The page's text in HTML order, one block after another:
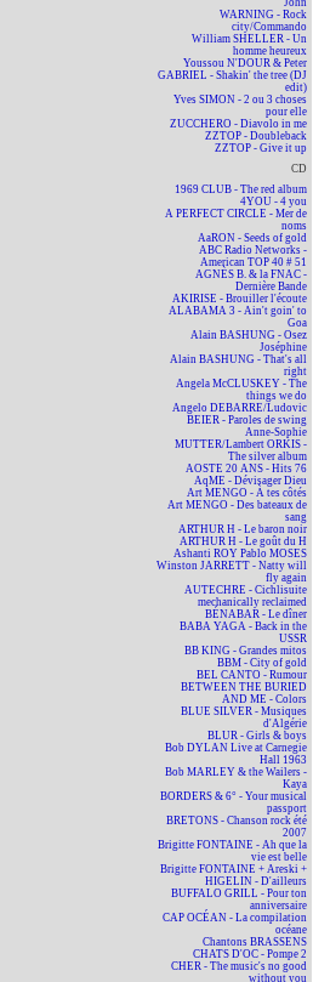
John
WARNING - Rock
city/Commando
William SHELLER - Un
homme heureux
Youssou N'DOUR & Peter
GABRIEL - Shakin' the tree (DJ
edit)
Yves SIMON - 2 ou 3 choses
pour elle
ZUCCHERO - Diavolo in me
ZZTOP - Doubleback
ZZTOP - Give it up
CD
1969 CLUB - The red album
4YOU - 4 you
A PERFECT CIRCLE - Mer de
noms
AaRON - Seeds of gold
ABC Radio Networks -
American TOP 40 # 51
AGNÈS B. & la FNAC -
Dernière Bande
AKIRISE - Brouiller l'écoute
ALABAMA 3 - Ain't goin' to
Goa
Alain BASHUNG - Osez
Joséphine
Alain BASHUNG - That's all
right
Angela McCLUSKEY - The
things we do
Angelo DEBARRE/Ludovic
BEIER - Paroles de swing
Anne-Sophie
MUTTER/Lambert ORKIS -
The silver album
AOSTE 20 ANS - Hits 76
AqME - Dévisager Dieu
Art MENGO - À tes côtés
Art MENGO - Des bateaux de
sang
ARTHUR H - Le baron noir
ARTHUR H - Le goût du H
Ashanti ROY Pablo MOSES
Winston JARRETT - Natty will
fly again
AUTECHRE - Cichlisuite
mechanically reclaimed
BÉNABAR - Le dîner
BABA YAGA - Back in the
USSR
BB KING - Grandes mitos
BBM - City of gold
BEL CANTO - Rumour
BETWEEN THE BURIED
AND ME - Colors
BLUE SILVER - Musiques
d'Algérie
BLUR - Girls & boys
Bob DYLAN Live at Carnegie
Hall 1963
Bob MARLEY & the Wailers -
Kaya
BORDERS & 6° - Your musical
passport
BRETONS - Chanson rock été
2007
Brigitte FONTAINE - Ah que la
vie est belle
Brigitte FONTAINE + Areski +
HIGELIN - D'ailleurs
BUFFALO GRILL - Pour ton
anniversaire
CAP OCÉAN - La compilation
océane
Chantons BRASSENS
CHATS D'OC - Pompe 2
CHER - The music's no good
without you